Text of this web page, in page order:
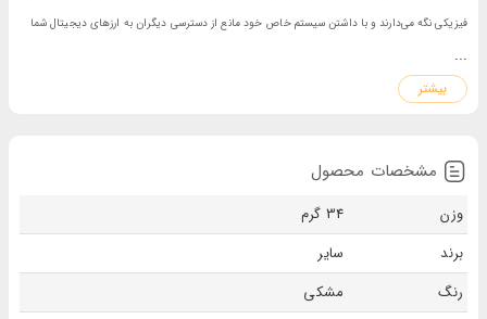
فیزیکی نگه می‌دارند و با داشتن سیستم خاص خود مانع از دسترسی دیگران به ارزهای دیجیتال شما
می‌شوند. برای خریدوفروش، ذخیره یا ارسال بیت‌کوین نیازی به کیف پول سخت افزاری ندارید اما
داشتن آن‌ها باعث کاهش احتمال سرقت بیت‌کوین و دیگر رمز ارزها شده و به این شکل امنیت را بالا
پول‌های سخت افزاری است که کیف پول لجر نانو ایکس یکی از آن‌ها است. این شرکت توانسته است
باشد. [caption id="attachment_2825" align="aligncenter" width="799"]
...
بیشتر
مشخصات محصول
وزن
34 گرم
برند
سایر
رنگ
مشکی